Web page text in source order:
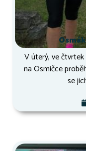
V úterý, ve čtvrtek
na Osmičce
se